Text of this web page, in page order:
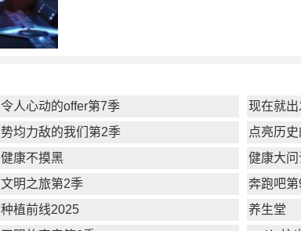
令人心动的offer第7季
现在就
势均力敌的我们第2季
点亮历
健康不摸黑
健康大
文明之旅第2季
奔跑吧第
种植前线2025
养生堂